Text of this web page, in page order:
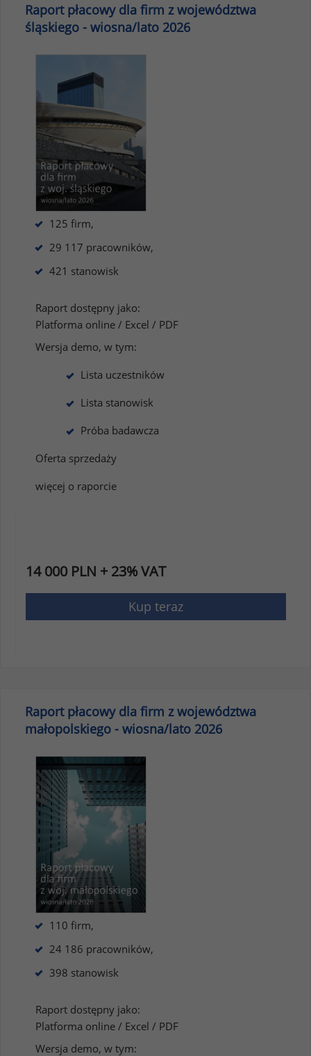
Raport płacowy dla firm z województwa
śląskiego - wiosna/lato 2026
125 firm,
29 117 pracowników,
421 stanowisk
Raport dostępny jako:
Platforma online / Excel / PDF
Wersja demo, w tym:
Lista uczestników
Lista stanowisk
Próba badawcza
Oferta sprzedaży
więcej o raporcie
14 000 PLN + 23% VAT
Kup teraz
Raport płacowy dla firm z województwa
małopolskiego - wiosna/lato 2026
110 firm,
24 186 pracowników,
398 stanowisk
Raport dostępny jako:
Platforma online / Excel / PDF
Wersja demo, w tym: